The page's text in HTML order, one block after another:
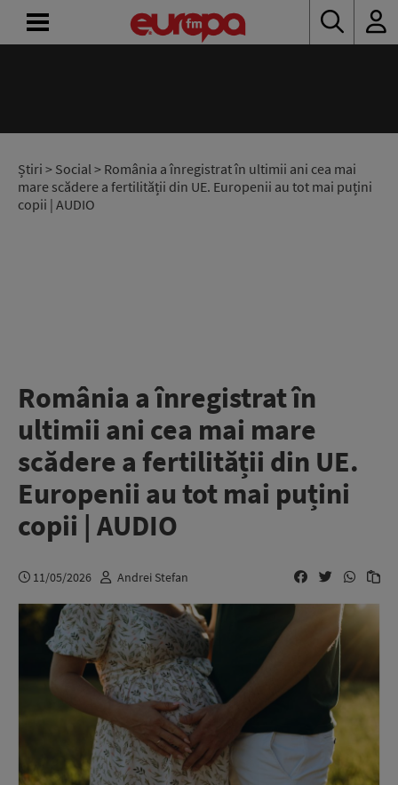
Știri > Social> România a înregistrat în ultimii ani cea mai
mare scădere a fertilității din UE. Europenii au tot mai puțini
copii | AUDIO
România a înregistrat în
ultimii ani cea mai mare
scădere a fertilității din UE.
Europenii au tot mai puțini
copii | AUDIO
11/05/2026 Andrei Stefan
RADIO
CONCURSURI